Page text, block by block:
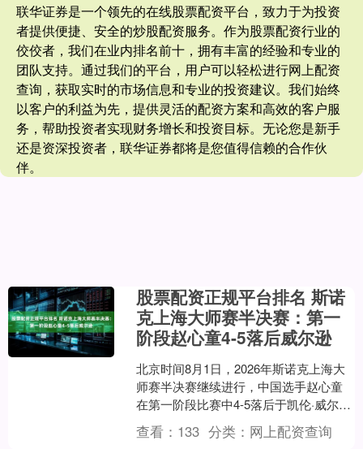
联华证券是一个领先的在线股票配资平台，致力于为投资
者提供便捷、安全的炒股配资服务。作为股票配资行业的
佼佼者，我们在业内排名前十，拥有丰富的经验和专业的
团队支持。通过我们的平台，用户可以轻松进行网上配资
查询，获取实时的市场信息和专业的投资建议。我们始终
以客户的利益为先，提供灵活的配资方案和高效的客户服
务，帮助投资者实现财务增长和投资目标。无论您是新手
还是资深投资者，联华证券都将是您值得信赖的合作伙
伴。
股票配资正规平台排名 斯诺
克上海大师赛半决赛：第一
阶段赵心童4-5落后威尔逊
北京时间8月1日，2026年斯诺克上海大
师赛半决赛继续进行，中国选手赵心童
在第一阶段比赛中4-5落后于凯伦·威尔
逊。 第一阶段比赛，赵心童打出一杆单
杆破百，一杆....
查看： 133 分类： 网上配资查询